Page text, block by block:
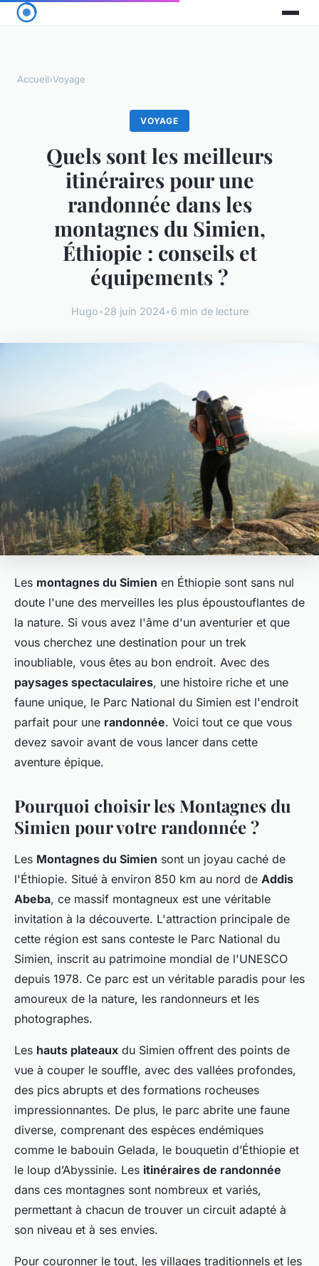
Accueil›Voyage
VOYAGE
Quels sont les meilleurs
itinéraires pour une
randonnée dans les
montagnes du Simien,
Éthiopie : conseils et
équipements ?
Hugo•28 juin 2024•6 min de lecture
Les montagnes du Simien en Éthiopie sont sans nul
doute l'une des merveilles les plus époustouflantes de
la nature. Si vous avez l'âme d'un aventurier et que
vous cherchez une destination pour un trek
inoubliable, vous êtes au bon endroit. Avec des
paysages spectaculaires, une histoire riche et une
faune unique, le Parc National du Simien est l'endroit
parfait pour une randonnée. Voici tout ce que vous
devez savoir avant de vous lancer dans cette
aventure épique.
Pourquoi choisir les Montagnes du
Simien pour votre randonnée ?
Les Montagnes du Simien sont un joyau caché de
l'Éthiopie. Situé à environ 850 km au nord de Addis
Abeba, ce massif montagneux est une véritable
invitation à la découverte. L'attraction principale de
cette région est sans conteste le Parc National du
Simien, inscrit au patrimoine mondial de l'UNESCO
depuis 1978. Ce parc est un véritable paradis pour les
amoureux de la nature, les randonneurs et les
photographes.
Les hauts plateaux du Simien offrent des points de
vue à couper le souffle, avec des vallées profondes,
des pics abrupts et des formations rocheuses
impressionnantes. De plus, le parc abrite une faune
diverse, comprenant des espèces endémiques
comme le babouin Gelada, le bouquetin d’Éthiopie et
le loup d’Abyssinie. Les itinéraires de randonnée
dans ces montagnes sont nombreux et variés,
permettant à chacun de trouver un circuit adapté à
son niveau et à ses envies.
Pour couronner le tout, les villages traditionnels et les